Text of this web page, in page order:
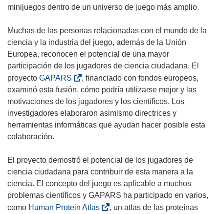
minijuegos dentro de un universo de juego más amplio.
Muchas de las personas relacionadas con el mundo de la
ciencia y la industria del juego, además de la Unión
Europea, reconocen el potencial de una mayor
participación de los jugadores de ciencia ciudadana. El
proyecto GAPARS
s
e
a
b
r
á
e
n
u
, financiado con fondos europeos,
examinó esta fusión, cómo podría utilizarse mejor y las
motivaciones de los jugadores y los científicos. Los
investigadores elaboraron asimismo directrices y
herramientas informáticas que ayudan hacer posible esta
colaboración.
El proyecto demostró el potencial de los jugadores de
ciencia ciudadana para contribuir de esta manera a la
ciencia. El concepto del juego es aplicable a muchos
problemas científicos y GAPARS ha participado en varios,
como Human Protein Atlas(
, un atlas de las proteínas